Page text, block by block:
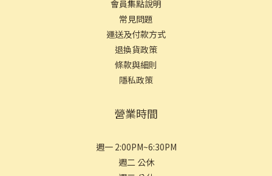
會員集點說明
常見問題
運送及付款方式
退換貨政策
條款與細則
隱私政策
營業時間
週一 2:00PM~6:30PM
週二 公休